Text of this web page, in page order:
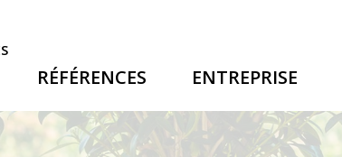
RÉFÉRENCES ENTREPRISE